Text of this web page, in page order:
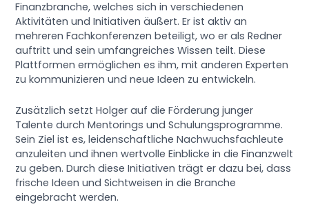
Finanzbranche, welches sich in verschiedenen
Aktivitäten und Initiativen äußert. Er ist aktiv an
mehreren Fachkonferenzen beteiligt, wo er als Redner
auftritt und sein umfangreiches Wissen teilt. Diese
Plattformen ermöglichen es ihm, mit anderen Experten
zu kommunizieren und neue Ideen zu entwickeln.
Zusätzlich setzt Holger auf die Förderung junger
Talente durch Mentorings und Schulungsprogramme.
Sein Ziel ist es, leidenschaftliche Nachwuchsfachleute
anzuleiten und ihnen wertvolle Einblicke in die Finanzwelt
zu geben. Durch diese Initiativen trägt er dazu bei, dass
frische Ideen und Sichtweisen in die Branche
eingebracht werden.